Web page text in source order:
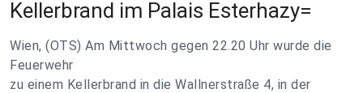
Kellerbrand im Palais Esterhazy=
Wien, (OTS) Am Mittwoch gegen 22.20 Uhr wurde die
Feuerwehr
zu einem Kellerbrand in die Wallnerstraße 4, in der